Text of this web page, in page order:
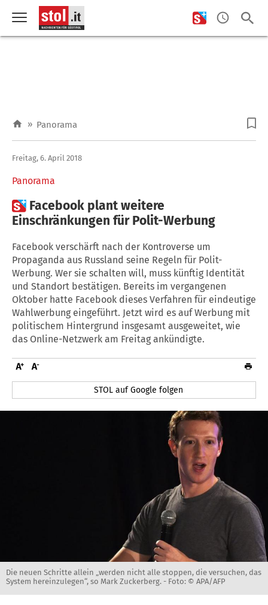
» Panorama
Panorama
Freitag, 6. April 2018
 Facebook plant weitere
Einschränkungen für Polit-Werbung
Facebook verschärft nach der Kontroverse um
Propaganda aus Russland seine Regeln für Polit-
Werbung. Wer sie schalten will, muss künftig Identität
und Standort bestätigen. Bereits im vergangenen
Oktober hatte Facebook dieses Verfahren für eindeutige
Wahlwerbung eingeführt. Jetzt wird es auf Werbung mit
politischem Hintergrund insgesamt ausgeweitet, wie
das Online-Netzwerk am Freitag ankündigte.
STOL auf Google folgen
Die neuen Schritte allein „werden nicht alle stoppen, die versuchen, das
System hereinzulegen“, so Mark Zuckerberg. - Foto: © APA/AFP